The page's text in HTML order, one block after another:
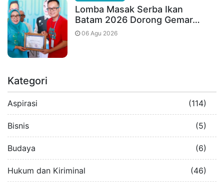
Lomba Masak Serba Ikan
Batam 2026 Dorong Gemar…
06 Agu 2026
Kategori
Aspirasi (114)
Bisnis (5)
Budaya (6)
Hukum dan Kiriminal (46)